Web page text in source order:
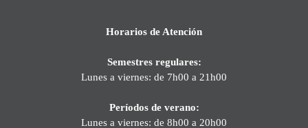
Horarios de Atención
Semestres regulares:
Lunes a viernes: de 7h00 a 21h00
Períodos de verano:
Lunes a viernes: de 8h00 a 20h00